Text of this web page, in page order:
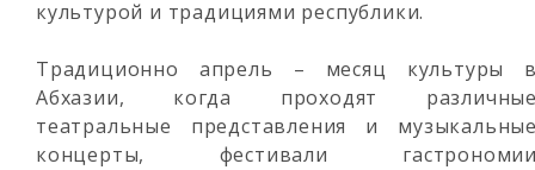
культурой и традициями республики.
Традиционно апрель – месяц культуры
Абхазии, когда проходят
театральные представления и
концерты, фестивали